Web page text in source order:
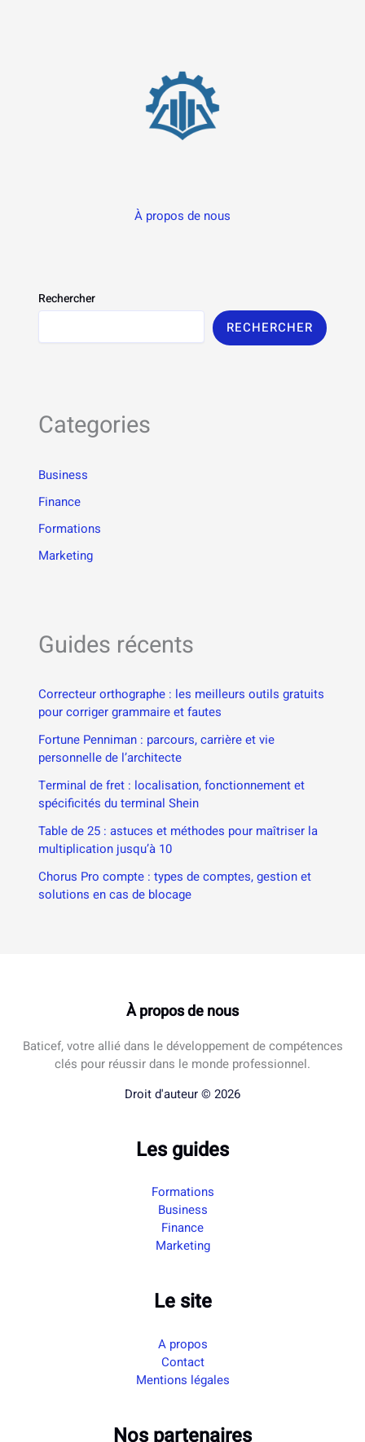
À propos de nous
Rechercher
RECHERCHER
Categories
Business
Finance
Formations
Marketing
Guides récents
Correcteur orthographe : les meilleurs outils gratuits
pour corriger grammaire et fautes
Fortune Penniman : parcours, carrière et vie
personnelle de l’architecte
Terminal de fret : localisation, fonctionnement et
spécificités du terminal Shein
Table de 25 : astuces et méthodes pour maîtriser la
multiplication jusqu’à 10
Chorus Pro compte : types de comptes, gestion et
solutions en cas de blocage
À propos de nous
Baticef, votre allié dans le développement de compétences
clés pour réussir dans le monde professionnel.
Droit d'auteur © 2026
Les guides
Formations
Business
Finance
Marketing
Le site
A propos
Contact
Mentions légales
Nos partenaires